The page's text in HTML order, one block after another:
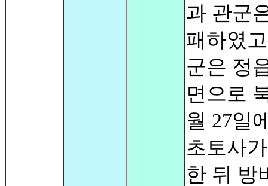
과 관군
패하였
군은 정
면으로
월 27일
초토사
한 뒤 방